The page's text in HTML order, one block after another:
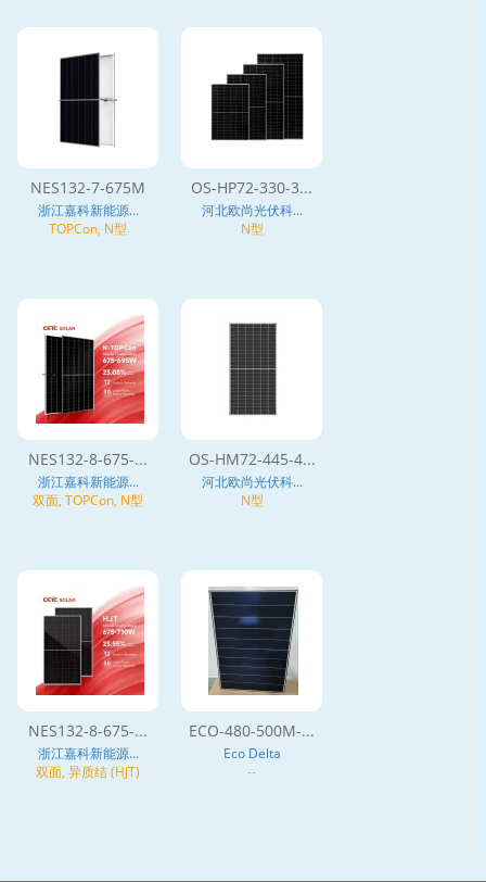
NES132-7-675M
浙江嘉科新能源...
TOPCon, N型
OS-HP72-330-3...
河北欧尚光伏科...
N型
NES132-8-675-...
浙江嘉科新能源...
双面, TOPCon, N型
OS-HM72-445-4...
河北欧尚光伏科...
N型
NES132-8-675-...
浙江嘉科新能源...
双面, 异质结 (HJT)
ECO-480-500M-...
Eco Delta
--